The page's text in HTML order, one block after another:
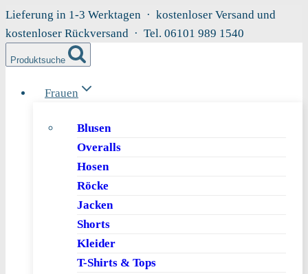
Zum
Inhalt
Lieferung in 1-3 Werktagen · kostenloser Versand und
kostenloser Rückversand · Tel. 06101 989 1540
Produktsuche
Frauen
Blusen
Overalls
Hosen
Röcke
Jacken
Shorts
Kleider
T-Shirts & Tops